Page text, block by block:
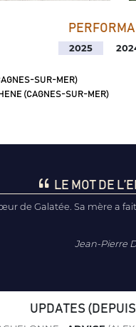
2025
SUR-MER)
(CAGNES-SUR-MER)
LE MOT DE
de Galatée. Sa mère a
Jean-Pierre
UPDATES